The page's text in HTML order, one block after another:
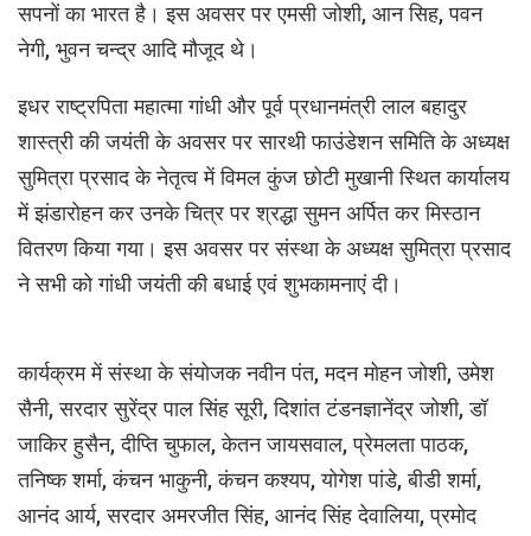
सपनों का भारत है। इस अवसर पर एमसी जोशी, आन सिह, पवन
नेगी, भुवन चन्द्र आदि मौजूद थे।
इधर राष्ट्रपिता महात्मा गांधी और पूर्व प्रधानमंत्री लाल बहादुर
शास्त्री की जयंती के अवसर पर सारथी फाउंडेशन समिति के अध्यक्ष
सुमित्रा प्रसाद के नेतृत्व में विमल कुंज छोटी मुखानी स्थित कार्यालय
में झंडारोहन कर उनके चित्र पर श्रद्धा सुमन अर्पित कर मिस्ठान
वितरण किया गया। इस अवसर पर संस्था के अध्यक्ष सुमित्रा प्रसाद
ने सभी को गांधी जयंती की बधाई एवं शुभकामनाएं दी।
कार्यक्रम में संस्था के संयोजक नवीन पंत, मदन मोहन जोशी, उमेश
सैनी, सरदार सुरेंद्र पाल सिंह सूरी, दिशांत टंडनज्ञानेंद्र जोशी, डॉ
जाकिर हुसैन, दीप्ति चुफाल, केतन जायसवाल, प्रेमलता पाठक,
तनिष्क शर्मा, कंचन भाकुनी, कंचन कश्यप, योगेश पांडे, बीडी शर्मा,
आनंद आर्य, सरदार अमरजीत सिंह, आनंद सिंह देवालिया, प्रमोद